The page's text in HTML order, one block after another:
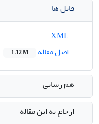
فایل ها
اصل مقاله
1.12 M
هم رسانی
ارجاع به این مقاله